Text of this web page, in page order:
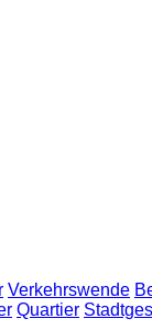
Verkehrswende
Quartier